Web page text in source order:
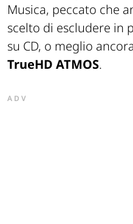
Musica, peccato che
scelto di escludere in
su CD, o meglio ancora
TrueHD ATMOS.
ADV